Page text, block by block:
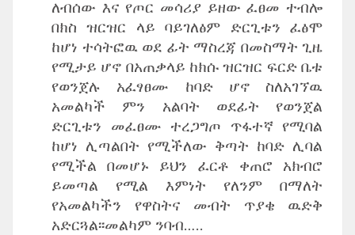
ለብሰው እና የጦር መሳሪያ ይዘው ፈፀመ ተብሎ
በክስ ዝርዝር ላይ ባይገለፅም ድርጊቱን ፈፅሞ
ከሆነ ተሳትፎዉ ወደ ፊት ማስረጃ በመስማት ጊዜ
የሚታይ ሆኖ በአጠቃላይ ከክሱ ዝርዝር ፍርድ ቤቱ
የወንጀሉ አፈፃፀሙ ከባድ ሆኖ ስለአገኘዉ
አመልካች ምን አልባት ወደፊት የወንጀል
ድርጊቱን መፈፀሙ ተረጋግጦ ጥፋተኛ የሚባል
ከሆነ ሊጣልበት የሚችለው ቅጣት ከባድ ሊባል
የሚችል በመሆኑ ይህን ፈርቶ ቀጠሮ አክብሮ
ይመጣል የሚል እምነት የለንም በማለት
የአመልካችን የዋስትና መብት ጥያቄ ዉድቅ
አድርጓል፡፡መልካም ንባብ…..